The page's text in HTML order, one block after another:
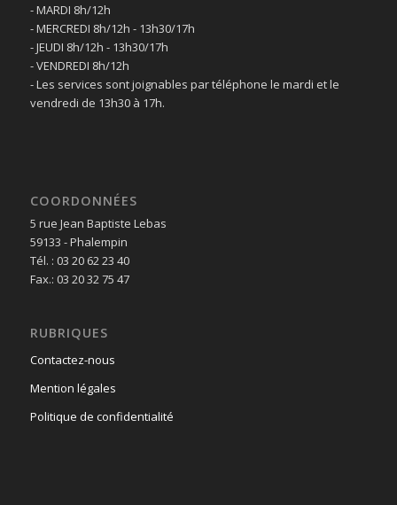
- MARDI 8h/12h
- MERCREDI 8h/12h - 13h30/17h
- JEUDI 8h/12h - 13h30/17h
- VENDREDI 8h/12h
- Les services sont joignables par téléphone le mardi et le
vendredi de 13h30 à 17h.
COORDONNÉES
5 rue Jean Baptiste Lebas
59133 - Phalempin
Tél. : 03 20 62 23 40
Fax.: 03 20 32 75 47
RUBRIQUES
Contactez-nous
Mention légales
Politique de confidentialité